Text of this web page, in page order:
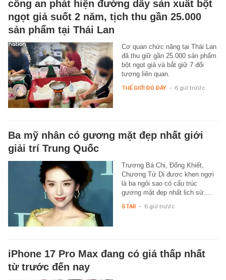
công an phát hiện đường dây sản xuất bột
ngọt giả suốt 2 năm, tịch thu gần 25.000
sản phẩm tại Thái Lan
Cơ quan chức năng tại Thái Lan
đã thu giữ gần 25.000 sản phẩm
bột ngọt giả và bắt giữ 7 đối
tượng liên quan.
THẾ GIỚI ĐÓ ĐÂY - 6 giờ trước
Ba mỹ nhân có gương mặt đẹp nhất giới
giải trí Trung Quốc
Trương Bá Chi, Đổng Khiết,
Chương Tử Di được khen ngợi
là ba ngôi sao có cấu trúc
gương mặt đẹp nhất lịch sử.…
STAR - 6 giờ trước
iPhone 17 Pro Max đang có giá thấp nhất
từ trước đến nay